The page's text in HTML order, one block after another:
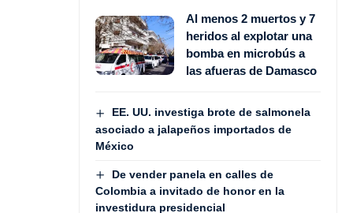
Al menos 2 muertos y 7
heridos al explotar una
bomba en microbús a
las afueras de Damasco
EE. UU. investiga brote de salmonela
asociado a jalapeños importados de
México
De vender panela en calles de
Colombia a invitado de honor en la
investidura presidencial